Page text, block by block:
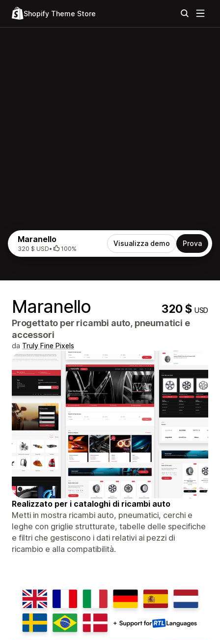
Shopify Theme Store
Maranello
320 $ USD• 100%
Visualizza demo Prova
Maranello 320 $USD
Progettato per ricambi auto, pneumatici e
accessori
da Truly Fine Pixels
Realizzato per i cataloghi di ricambi auto
Metti in mostra ricambi auto, pneumatici, cerchi e
leghe con griglie strutturate, tabelle delle specifiche
e filtri che gestiscono i dati relativi ai pezzi di
ricambio e alla compatibilità.